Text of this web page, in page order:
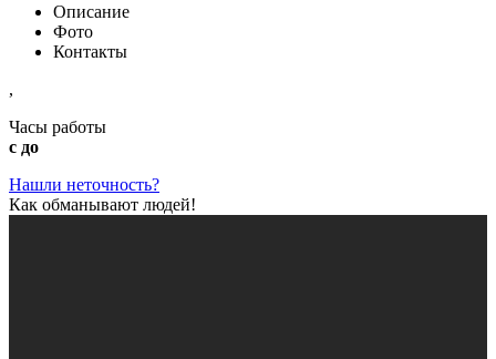
Описание
Фото
Контакты
,
Часы работы
с до
Нашли неточность?
Как обманывают людей!